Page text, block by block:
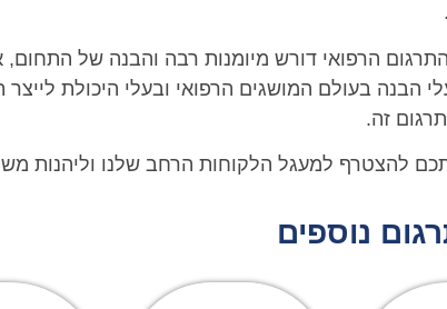
הרפואי דורש מיומנות רבה והבנה של התחום,
הבנה בעולם המושגים הרפואי ובעלי היכולת
זה.
להצטרף למעגל הלקוחות הרחב שלנו וליהנות
נוספים